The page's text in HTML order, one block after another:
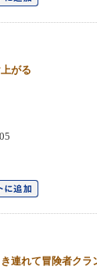
がる
連れて冒険者クラ